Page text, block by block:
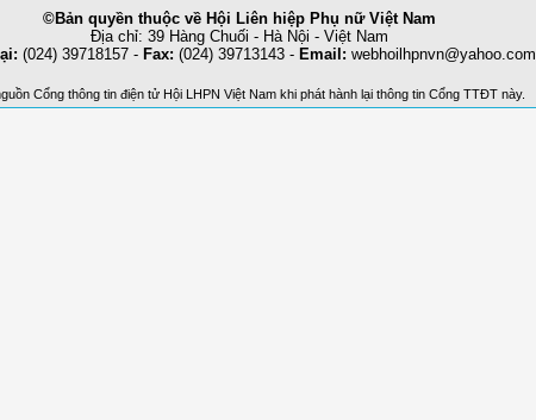
©Bản quyền thuộc về Hội Liên hiệp Phụ nữ Việt Nam
Địa chỉ: 39 Hàng Chuối - Hà Nội - Việt Nam
(024) 39718157 - Fax: (024) 39713143 - Email: webhoilhpnvn@yahoo.com
Cổng thông tin điện tử Hội LHPN Việt Nam khi phát hành lại thông tin Cổng TTĐT này.